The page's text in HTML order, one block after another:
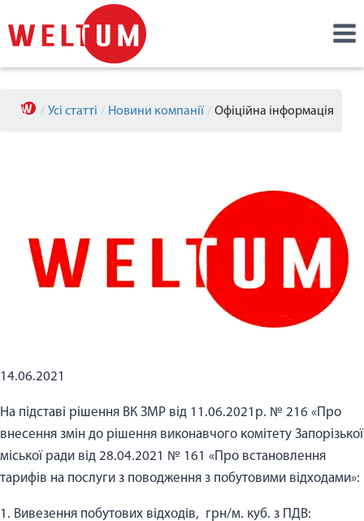
/ Усі статті / Новини компанії / Офіційна інформація
14.06.2021
На підставі рішення ВК ЗМР від 11.06.2021р. № 216 «Про
внесення змін до рішення виконавчого комітету Запорізької
міської ради від 28.04.2021 № 161 «Про встановлення
тарифів на послуги з поводження з побутовими відходами»:
1. Вивезення побутових відходів, грн/м. куб. з ПДВ: